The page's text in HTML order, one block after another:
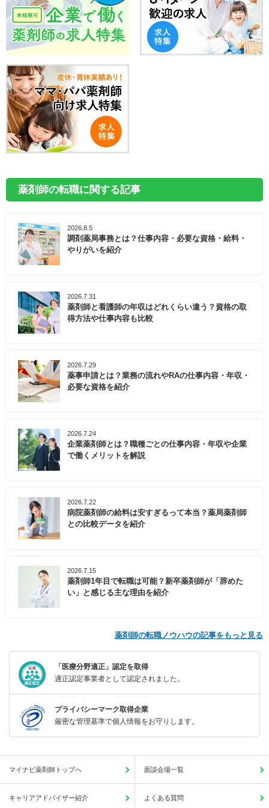
薬剤師の転職に関する記事
2026.8.5
調剤薬局事務とは？仕事内容・必要な資格・給料・
やりがいを紹介
2026.7.31
薬剤師と看護師の年収はどれくらい違う？資格の取
得方法や仕事内容も比較
2026.7.29
薬事申請とは？業務の流れやRAの仕事内容・年収・
必要な資格を紹介
2026.7.24
企業薬剤師とは？職種ごとの仕事内容・年収や企業
で働くメリットを解説
2026.7.22
病院薬剤師の給料は安すぎるって本当？薬局薬剤師
との比較データを紹介
2026.7.15
薬剤師1年目で転職は可能？新卒薬剤師が「辞めた
い」と感じる主な理由を紹介
薬剤師の転職ノウハウの記事をもっと見る
「医療分野適正」認定を取得
適正認定事業者として認定されました。
プライバシーマーク取得企業
厳密な管理基準で個人情報をお守りします。
マイナビ薬剤師トップへ 面談会場一覧
キャリアアドバイザー紹介 よくある質問